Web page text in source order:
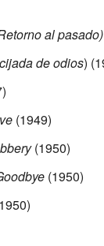
al pasado)
de odios)
(1949)
(1950)
(1950)